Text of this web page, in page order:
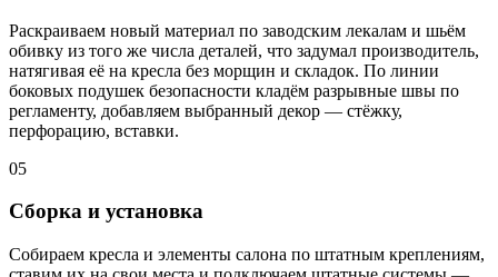
Раскраиваем новый материал по заводским лекалам и шьём
обивку из того же числа деталей, что задумал производитель,
натягивая её на кресла без морщин и складок. По линии
боковых подушек безопасности кладём разрывные швы по
регламенту, добавляем выбранный декор — стёжку,
перфорацию, вставки.
05
Сборка и установка
Собираем кресла и элементы салона по штатным креплениям,